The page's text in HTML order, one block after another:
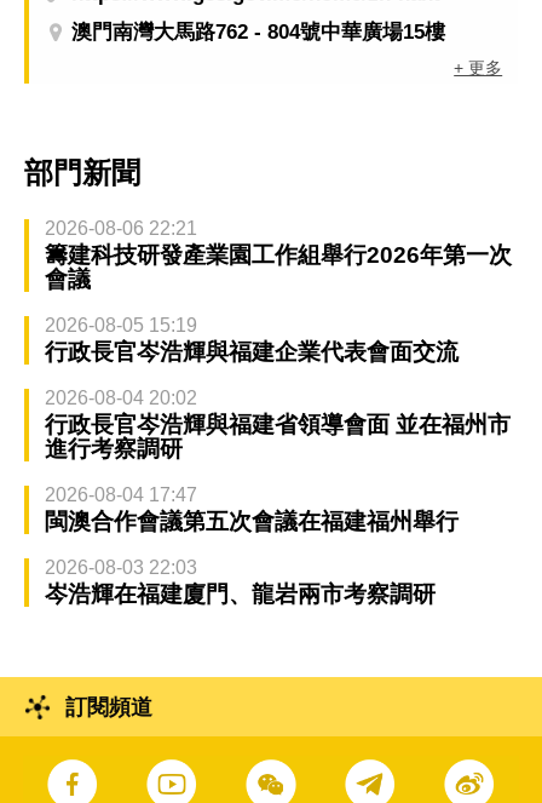
澳門南灣大馬路762 - 804號中華廣場15樓
+ 更多
部門新聞
2026-08-06 22:21
籌建科技研發產業園工作組舉行2026年第一次
會議
2026-08-05 15:19
行政長官岑浩輝與福建企業代表會面交流
2026-08-04 20:02
行政長官岑浩輝與福建省領導會面 並在福州市
進行考察調研
2026-08-04 17:47
閩澳合作會議第五次會議在福建福州舉行
2026-08-03 22:03
岑浩輝在福建廈門、龍岩兩市考察調研
訂閱頻道